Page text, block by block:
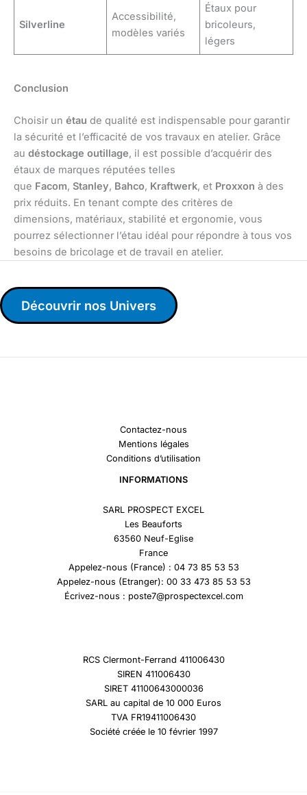
Silverline
Accessibilité,
modèles variés
Étaux pour
bricoleurs,
légers
Conclusion
Choisir un étau de qualité est indispensable pour garantir
la sécurité et l’efficacité de vos travaux en atelier. Grâce
au déstockage outillage, il est possible d’acquérir des
étaux de marques réputées telles
que Facom, Stanley, Bahco, Kraftwerk, et Proxxon à des
prix réduits. En tenant compte des critères de
dimensions, matériaux, stabilité et ergonomie, vous
pourrez sélectionner l’étau idéal pour répondre à tous vos
besoins de bricolage et de travail en atelier.
Découvrir nos Univers
Contactez-nous
Mentions légales
Conditions d’utilisation
INFORMATIONS
SARL PROSPECT EXCEL
Les Beauforts
63560 Neuf-Eglise
France
Appelez-nous (France) : 04 73 85 53 53
Appelez-nous (Etranger): 00 33 473 85 53 53
Écrivez-nous : poste7@prospectexcel.com
RCS Clermont-Ferrand 411006430
SIREN 411006430
SIRET 41100643000036
SARL au capital de 10 000 Euros
TVA FR19411006430
Société créée le 10 février 1997